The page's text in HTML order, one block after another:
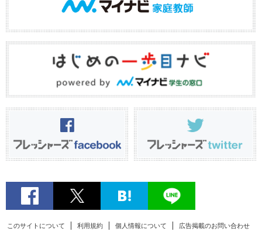
このサイトについて 利用規約 個人情報について 広告掲載のお問い合わせ